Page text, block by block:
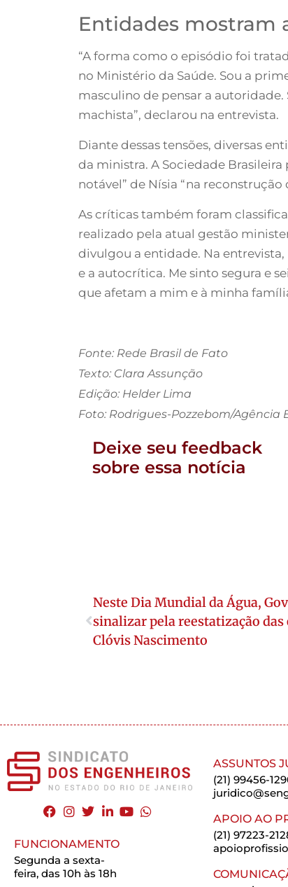
Entidades mostram
“A forma como o episódio foi
no Ministério da Saúde. Sou a
masculino de pensar a
machista”, declarou na entrevista.
Diante dessas tensões, diversas
da ministra. A Sociedade
notável” de Nísia “na
As críticas também foram
realizado pela atual gestão
divulgou a entidade. Na
e a autocrítica. Me sinto segura e
que afetam a mim e à minha
Fonte: Rede Brasil de Fato
Texto: Clara Assunção
Edição: Helder Lima
Foto: Rodrigues-Pozzebom/Agência
Deixe seu feedback
sobre essa notícia
Neste Dia Mundial da Água,
sinalizar pela reestatização das
Clóvis Nascimento
FUNCIONAMENTO
Segunda a sexta-
feira, das 10h às 18h
ASSUNTOS
(21) 99456-
APOIO AO
(21) 97223-